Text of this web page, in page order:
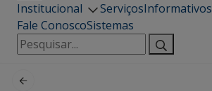
Institucional ServiçosInformativos
Fale ConoscoSistemas
Pesquisar
por: